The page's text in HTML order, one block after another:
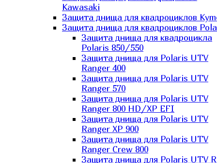
Kawasaki
Защита днища для квадроциклов
Защита днища для квадроциклов
Защита днища для квадроцикла
Polaris 850/550
Защита днища для Polaris UTV
Ranger 400
Защита днища для Polaris UTV
Ranger 570
Защита днища для Polaris UTV
Ranger 800 HD/XP EFI
Защита днища для Polaris UTV
Ranger XP 900
Защита днища для Polaris UTV
Ranger Сrew 800
Защита днища для Polaris UTV